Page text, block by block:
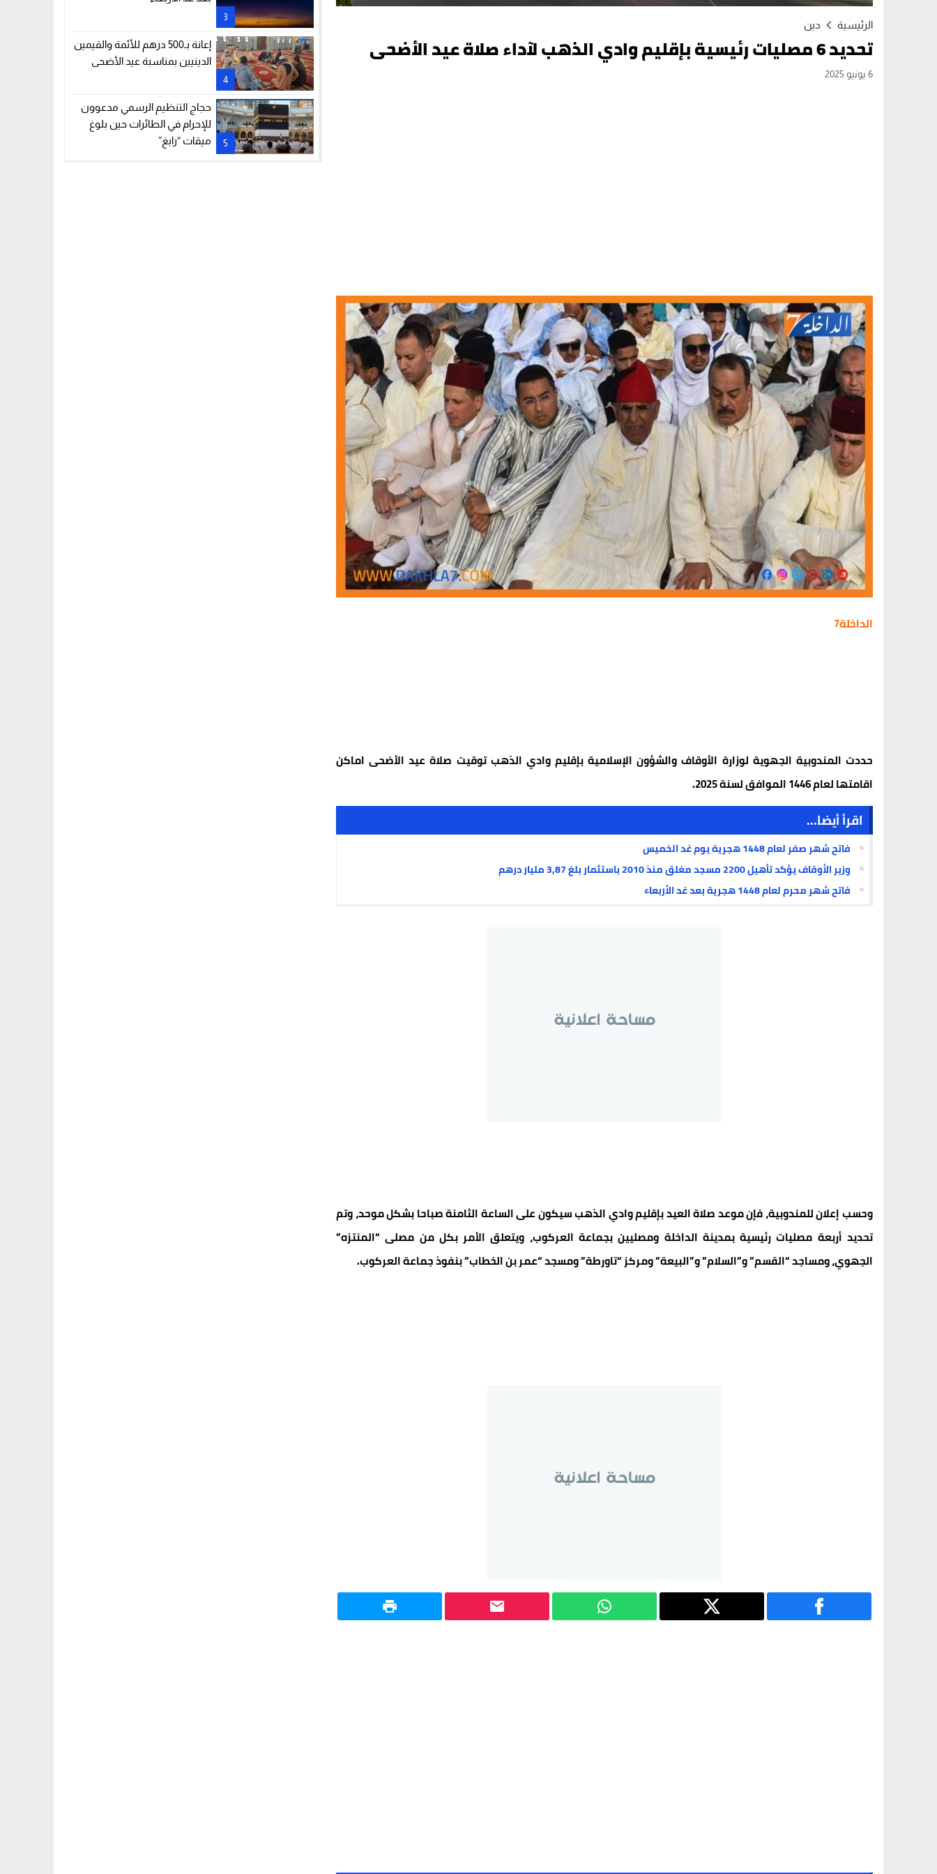
الرئيسية دين
تحديد 6 مصليات رئيسية بإقليم وادي الذهب لآداء صلاة عيد الأضحى
6 يونيو 2025
الداخلة7
حددت المندوبية الجهوية لوزارة الأوقاف والشؤون الإسلامية بإقليم وادي الذهب توقيت صلاة عيد الأضحى اماكن
اقامتها لعام 1446 الموافق لسنة 2025.
اقرأ أيضا...
فاتح شهر صفر لعام 1448 هجرية يوم غد الخميس
وزير الأوقاف يؤكد تأهيل 2200 مسجد مغلق منذ 2010 باستثمار بلغ 3,87 مليار درهم
فاتح شهر محرم لعام 1448 هجرية بعد غد الأربعاء
وحسب إعلان للمندوبية، فإن موعد صلاة العيد بإقليم وادي الذهب سيكون على الساعة الثامنة صباحا بشكل موحد، وتم
تحديد أربعة مصليات رئيسية بمدينة الداخلة ومصليين بجماعة العركوب، ويتعلق الأمر بكل من مصلى “المنتزه”
الجهوي، ومساجد “القسم” و”السلام” و”البيعة” ومركز “تاورطة” ومسجد “عمر بن الخطاب” بنفوذ جماعة العركوب.
3
4
إعانة بـ500 درهم للأئمة والقيمين
الدينيين بمناسبة عيد الأضحى
5
حجاج التنظيم الرسمي مدعوون
للإحرام في الطائرات حين بلوغ
ميقات “رابغ”